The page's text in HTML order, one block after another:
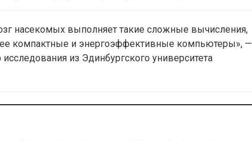
насекомых выполняет такие сложные вычисления,
компактные и энергоэффективные компьютеры», —
из Эдинбургского университета